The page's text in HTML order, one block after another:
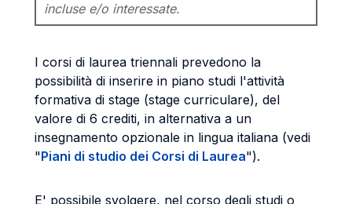
incluse e/o interessate.
I corsi di laurea triennali prevedono la
possibilità di inserire in piano studi l'attività
formativa di stage (stage curriculare), del
valore di 6 crediti, in alternativa a un
insegnamento opzionale in lingua italiana (vedi
"Piani di studio dei Corsi di Laurea").
E' possibile svolgere, nel corso degli studi o